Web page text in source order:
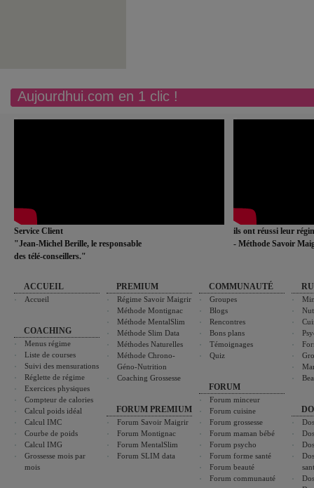
Aujourdhui.com en 1 clic !
Service Client
"Jean-Michel Berille, le responsable
des télé-conseillers."
ils ont réussi leur
- Méthode Savoir
ACCUEIL
Accueil
COACHING
Menus régime
Liste de courses
Suivi des mensurations
Réglette de régime
Exercices physiques
Compteur de calories
Calcul poids idéal
Calcul IMC
Courbe de poids
Calcul IMG
Grossesse mois par
mois
PREMIUM
Régime Savoir Maigrir
Méthode Montignac
Méthode MentalSlim
Méthode Slim Data
Méthodes Naturelles
Méthode Chrono-
Géno-Nutrition
Coaching Grossesse
FORUM PREMIUM
Forum Savoir Maigrir
Forum Montignac
Forum MentalSlim
Forum SLIM data
COMMUNAUTÉ
Groupes
Blogs
Rencontres
Bons plans
Témoignages
Quiz
FORUM
Forum minceur
Forum cuisine
Forum grossesse
Forum maman bébé
Forum psycho
Forum forme santé
Forum beauté
Forum communauté